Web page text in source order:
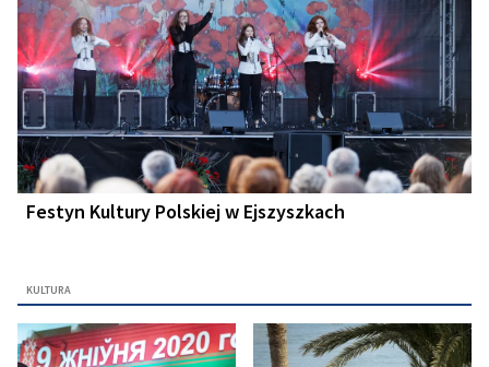
Festyn Kultury Polskiej w Ejszyszkach
KULTURA